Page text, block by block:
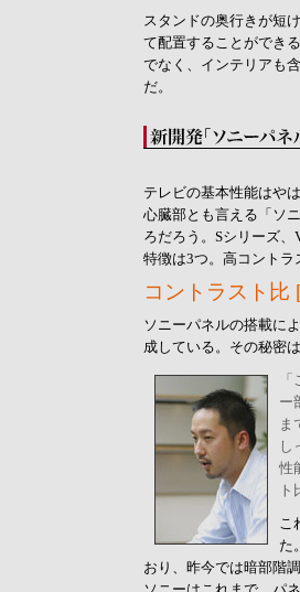
スタンドの奥行きが短
て配置することができ
でなく、インテリアも
だ。
テレビの基本性能はや
心臓部とも言える「ソ
ろだろう。Sシリーズ
特徴は3つ。高コント
コントラスト比
ソニーパネルの搭載に
成している。その秘密
ー
ま
し
性
こ
た
おり、昨今では暗部階